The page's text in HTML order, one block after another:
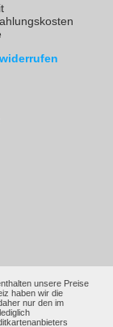
unsere Preise
haben wir die
nur den im